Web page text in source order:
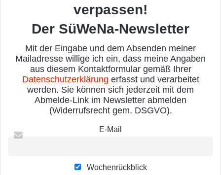
verpassen!
Der SüWeNa-Newsletter
Mit der Eingabe und dem Absenden meiner
Mailadresse willige ich ein, dass meine Angaben
aus diesem Kontaktformular gemäß Ihrer
Datenschutzerklärung erfasst und verarbeitet
werden. Sie können sich jederzeit mit dem
Abmelde-Link im Newsletter abmelden
(Widerrufsrecht gem. DSGVO).
E-Mail
Wochenrückblick